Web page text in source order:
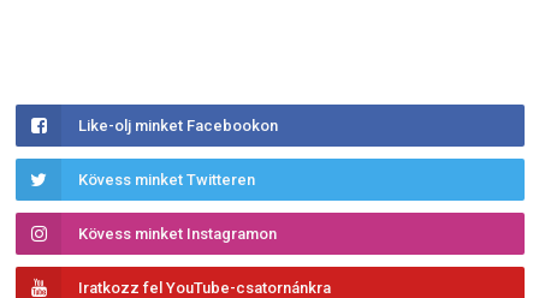
Like-olj minket Facebookon
Kövess minket Twitteren
Kövess minket Instagramon
Iratkozz fel YouTube-csatornánkra